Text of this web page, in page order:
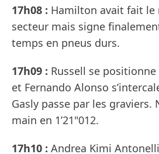
17h08 : Hamilton avait fait
secteur mais signe
temps en pneus durs.
17h09 : Russell se
et Fernando Alonso
Gasly passe par les graviers.
main en 1’21"012.
17h10 : Andrea Kimi